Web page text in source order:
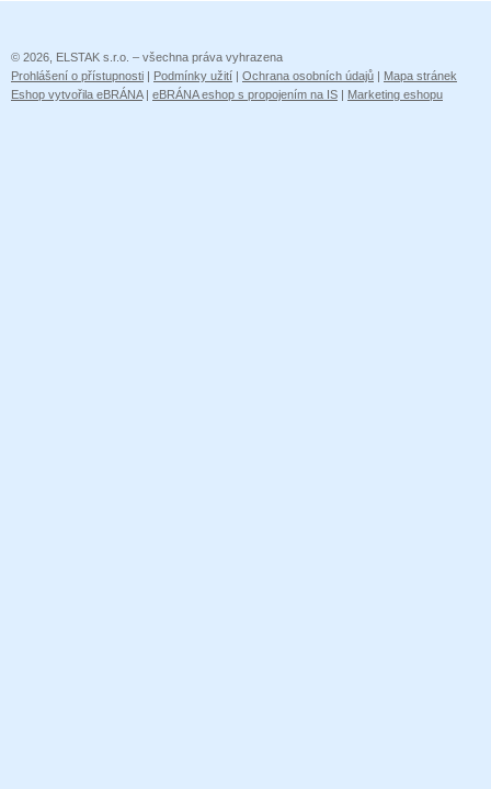
© 2026, ELSTAK s.r.o. – všechna práva vyhrazena
Prohlášení o přístupnosti | Podmínky užití | Ochrana osobních údajů | Mapa stránek
Eshop vytvořila eBRÁNA| eBRÁNA eshop s propojením na IS | Marketing eshopu